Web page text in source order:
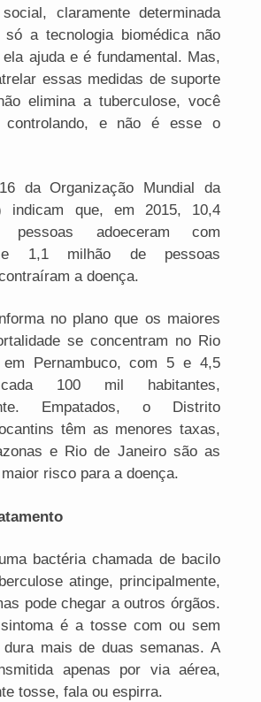
claramente determinada
só a tecnologia biomédica não
ajuda e é fundamental. Mas,
essas medidas de suporte
elimina a tuberculose, você
controlando, e não é esse o
da Organização Mundial da
indicam que, em 2015, 10,4
adoeceram com
e 1,1 milhão de pessoas
a doença.
no plano que os maiores
se concentram no Rio
Pernambuco, com 5 e 4,5
100 mil habitantes,
Empatados, o Distrito
têm as menores taxas,
e Rio de Janeiro são as
risco para a doença.
bactéria chamada de bacilo
atinge, principalmente,
pode chegar a outros órgãos.
é a tosse com ou sem
mais de duas semanas. A
apenas por via aérea,
tosse, fala ou espirra.